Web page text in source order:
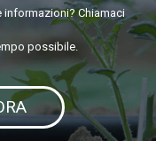
informazioni? Chiamaci
possibile.